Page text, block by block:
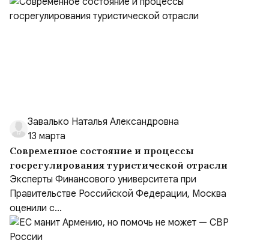
Завалько Наталья Александровна
13 марта
Современное состояние и процессы
госрегулирования туристической отрасли
Эксперты Финансового университета при
Правительстве Российской Федерации, Москва
оценили с...